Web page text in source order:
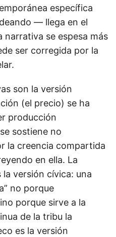
específica
— llega en el
narrativa se espesa más
ser corregida por la
son la versión
(el precio) se ha
producción
sostiene no
la creencia compartida
en ella. La
versión cívica: una
no porque
porque sirve a la
de la tribu la
es la versión